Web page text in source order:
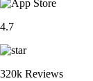
4.7
320k Reviews